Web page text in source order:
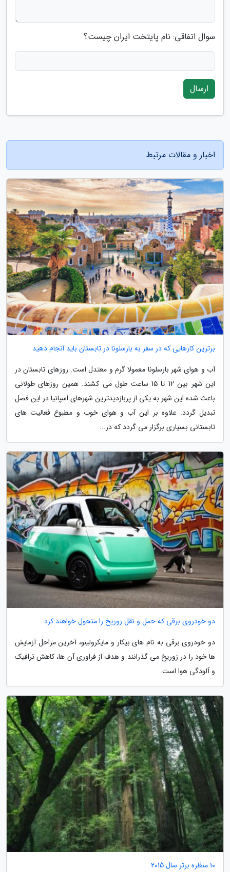
سوال اتفاقی: نام پایتخت ایران چیست؟
ارسال
اخبار و مقالات مرتبط
برترین کارهایی که در سفر به بارسلونا در تابستان باید انجام دهید
آب و هوای شهر بارسلونا معمولا گرم و معتدل است. روزهای تابستان در
این شهر بین 12 تا 15 ساعت طول می کشند. همین روزهای طولانی
باعث شده این شهر به یکی از پربازدیدترین شهرهای اسپانیا در این فصل
تبدیل گردد. علاوه بر این آب و هوای خوب و مطبوع فعالیت های
تابستانی بسیاری برگزار می گردد که در...
دو خودروی برقی که حمل و نقل زوریخ را متحول خواهند کرد
دو خودروی برقی به نام های بیکار و مایکرولینو، آخرین مراحل آزمایش
ها خود را در زوریخ می گذرانند و هدف از فراوری آن ها، کاهش ترافیک
و آلودگی هوا است.
10 منظره برتر سال 2015